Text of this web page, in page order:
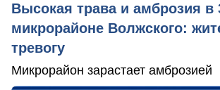
Высокая трава и амброзия в
микрорайоне Волжского:
тревогу
Микрорайон зарастает амброзией